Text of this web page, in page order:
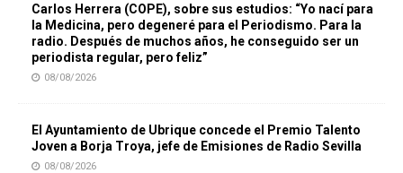
Carlos Herrera (COPE), sobre sus estudios: “Yo nací para
la Medicina, pero degeneré para el Periodismo. Para la
radio. Después de muchos años, he conseguido ser un
periodista regular, pero feliz”
08/08/2026
El Ayuntamiento de Ubrique concede el Premio Talento
Joven a Borja Troya, jefe de Emisiones de Radio Sevilla
08/08/2026